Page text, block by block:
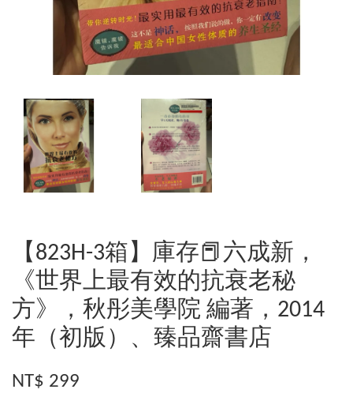
【823H-3箱】庫存📕六成新，
《世界上最有效的抗衰老秘
方》，秋彤美學院 編著，2014
年（初版）、臻品齋書店
NT$ 299